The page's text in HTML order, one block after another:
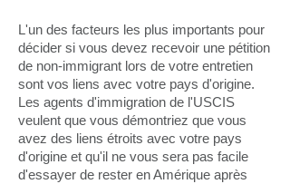
L'un des facteurs les plus importants pour
décider si vous devez recevoir une pétition
de non-immigrant lors de votre entretien
sont vos liens avec votre pays d'origine.
Les agents d'immigration de l'USCIS
veulent que vous démontriez que vous
avez des liens étroits avec votre pays
d'origine et qu'il ne vous sera pas facile
d'essayer de rester en Amérique après